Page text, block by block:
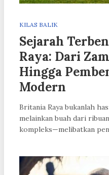
KILAS BALIK
Sejarah
Raya: Dari
Hingga
Modern
Britania Raya bukanlah
melainkan buah dari
kompleks—melibatkan